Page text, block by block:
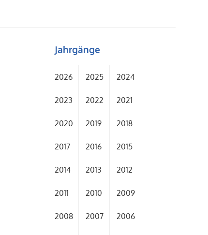
Jahrgänge
2026 2025 2024
2023 2022 2021
2020 2019 2018
2017 2016 2015
2014 2013 2012
2011 2010 2009
2008 2007 2006